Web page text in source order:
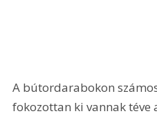
A bútordarabokon
fokozottan ki vannak téve